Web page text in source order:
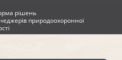
рішень
природоохоронної